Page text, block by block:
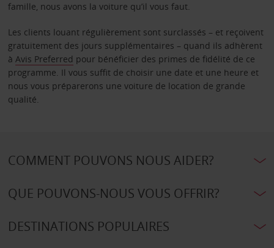
famille, nous avons la voiture qu’il vous faut.
Les clients louant régulièrement sont surclassés – et reçoivent
gratuitement des jours supplémentaires – quand ils adhèrent
à Avis Preferred pour bénéficier des primes de fidélité de ce
programme. Il vous suffit de choisir une date et une heure et
nous vous préparerons une voiture de location de grande
qualité.
COMMENT POUVONS NOUS AIDER?
QUE POUVONS-NOUS VOUS OFFRIR?
DESTINATIONS POPULAIRES